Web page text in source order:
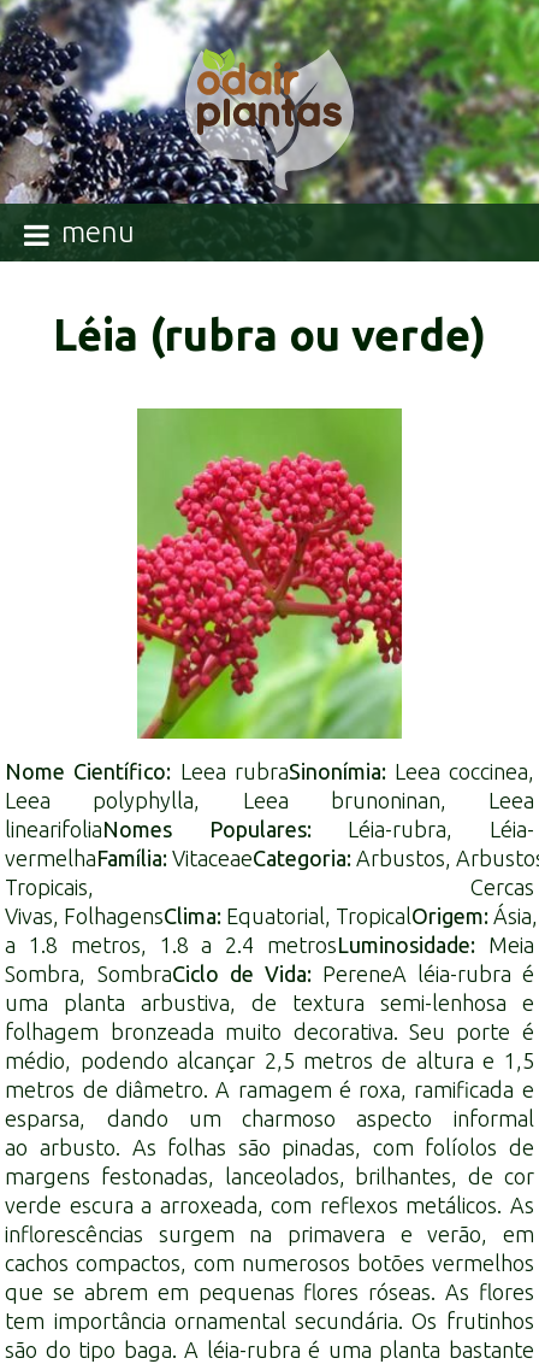
menu
Léia (rubra ou verde)
Nome Científico: Leea rubraSinonímia: Leea coccinea,
Leea polyphylla, Leea brunoninan, Leea
linearifoliaNomes Populares:Léia-rubra, Léia-
vermelhaFamília: VitaceaeCategoria: Arbustos,
Tropicais, Cercas
Vivas, FolhagensClima: Equatorial, TropicalOrigem: Ásia
a 1.8 metros, 1.8 a 2.4 metrosLuminosidade:
Meia
Sombra, SombraCiclo de Vida: PereneA léia-rubra é
uma planta arbustiva, de textura semi-lenhosa e
folhagem bronzeada muito decorativa. Seu porte é
médio, podendo alcançar 2,5 metros de altura e 1,5
metros de diâmetro. A ramagem é roxa, ramificada e
esparsa, dando um charmoso aspecto informal
ao arbusto. As folhas são pinadas, com folíolos de
margens festonadas, lanceolados, brilhantes, de cor
verde escura a arroxeada, com reflexos metálicos. As
inflorescências surgem na primavera e verão, em
cachos compactos, com numerosos botões vermelhos
que se abrem em pequenas flores róseas. As flores
tem importância ornamental secundária. Os frutinhos
são do tipo baga. A léia-rubra é uma planta bastante